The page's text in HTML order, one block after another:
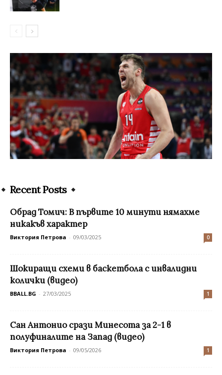
Recent Posts
Обрад Томич: В първите 10 минути нямахме
никакъв характер
Виктория Петрова - 09/03/2025 0
Шокиращи схеми в баскетбола с инвалидни
колички (видео)
BBALL.BG - 27/03/2025 1
Сан Антонио срази Минесота за 2-1 в
полуфиналите на Запад (видео)
Виктория Петрова - 09/05/2026 1